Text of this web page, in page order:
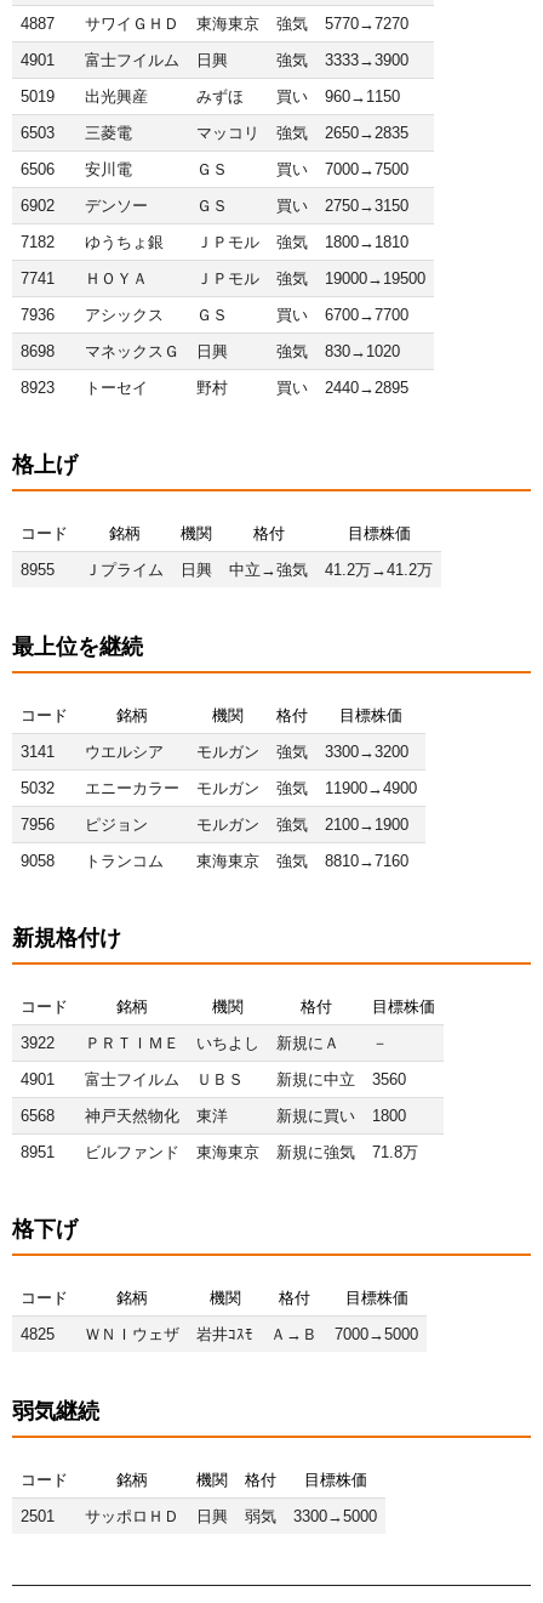
4887
サワイＧＨＤ 東海東京 強気
5770→7270
4901
富士フイルム 日興 強気
3333→3900
5019
出光興産 みずほ 買い
960→1150
6503
三菱電 マッコリ 強気
2650→2835
6506
安川電 ＧＳ 買い
7000→7500
6902
デンソー ＧＳ 買い
2750→3150
7182
ゆうちょ銀 ＪＰモル 強気
1800→1810
7741
ＨＯＹＡ ＪＰモル 強気
19000→19500
7936
アシックス ＧＳ 買い
6700→7700
8698
マネックスＧ 日興 強気
830→1020
8923
トーセイ 野村 買い 2440→2895
格上げ
コード 銘柄 機関 格付
目標株価
8955
Ｊプライム 日興 中立→強気 41.2万→41.2万
最上位を継続
コード 銘柄 機関 格付
目標株価
3141
ウエルシア モルガン 強気
3300→3200
5032
エニーカラー モルガン 強気
11900→4900
7956
ピジョン モルガン 強気
2100→1900
9058
トランコム 東海東京 強気 8810→7160
新規格付け
コード 銘柄 機関 格付
目標株価
3922
ＰＲＴＩＭＥ いちよし 新規にＡ
－
4901
富士フイルム ＵＢＳ 新規に中立
3560
6568
神戸天然物化 東洋 新規に買い
1800
8951
ビルファンド 東海東京 新規に強気 71.8万
格下げ
コード 銘柄 機関 格付
目標株価
4825
ＷＮＩウェザ 岩井ｺｽﾓ Ａ→Ｂ 7000→5000
弱気継続
コード 銘柄 機関 格付
目標株価
2501
サッポロＨＤ 日興 弱気 3300→5000